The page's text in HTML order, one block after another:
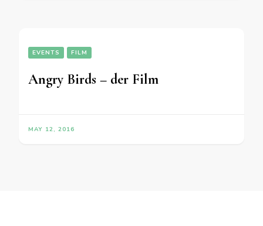
EVENTS FILM
Angry Birds – der Film
MAY 12, 2016